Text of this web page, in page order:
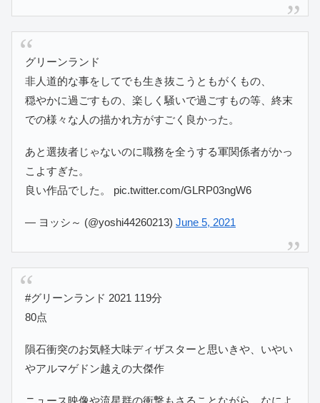
グリーンランド
非人道的な事をしてでも生き抜こうともがくもの、
穏やかに過ごすもの、楽しく騒いで過ごすもの等、終末
での様々な人の描かれ方がすごく良かった。
あと選抜者じゃないのに職務を全うする軍関係者がかっ
こよすぎた。
良い作品でした。 pic.twitter.com/GLRP03ngW6
— ヨッシ～ (@yoshi44260213) June 5, 2021
#グリーンランド 2021 119分
80点
隕石衝突のお気軽大味ディザスターと思いきや、いやい
やアルマゲドン越えの大傑作
ニュース映像や流星群の衝撃もさることながら、なによ